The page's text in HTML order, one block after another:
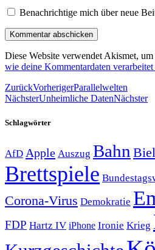
Benachrichtige mich über neue
Diese Website verwendet Akismet,
wie deine Kommentardaten
ZurückVorherigerParallelwelten
NächsterUnheimliche DatenNächster
Schlagwörter
AfD Apple Auszug Bahn
Brettspiele
Corona-Virus Demokratie
FDP Hartz IV iPhone Ironie Krieg